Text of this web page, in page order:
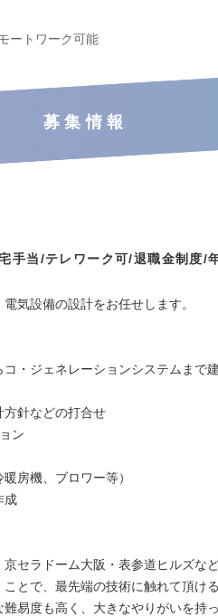
ートワーク可能
募集情報
手当/テレワーク可/退職金制度/
気設備の設計をお任せします。
・ジェネレーションシステムまで
方針などの打合せ
ン
房機、ブロワー等）
成
セラドーム大阪・表参道ヒルズな
とで、最先端の技術に触れて頂け
易度も高く、大きなやりがいを持